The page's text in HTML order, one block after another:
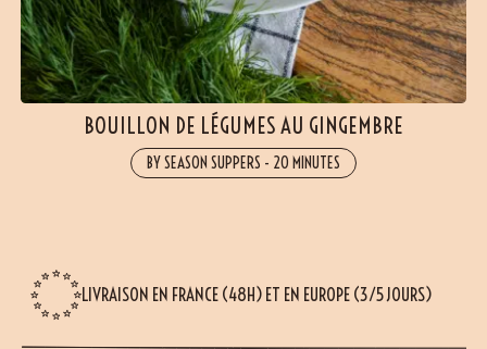
BOUILLON DE LÉGUMES AU GINGEMBRE
BY SEASON SUPPERS - 20 MINUTES
LIVRAISON EN FRANCE (48H) ET EN EUROPE (3/5 JOURS)